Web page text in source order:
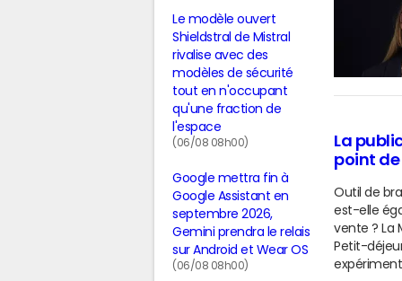
Le modèle ouvert
Shieldstral de Mistral
rivalise avec des
modèles de sécurité
tout en n'occupant
qu'une fraction de
l'espace
(06/08 08h00)
Google mettra fin à
Google Assistant en
septembre 2026,
Gemini prendra le relais
sur Android et Wear OS
(06/08 08h00)
La
point de
Outil de
est-elle
vente ? La
Petit-